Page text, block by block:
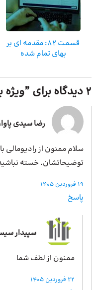
قسمت 82: مقدمه ای بر
بهای تمام شده
2 دیدگاه برای ” ویژه
رضا سیدی
سلام ممنون از
توضیحاتشان. خسته
19 فروردین 1405
پاسخ
سپیدار
ممنون از لطف شما
22 فروردین 1405